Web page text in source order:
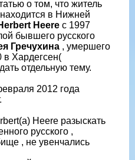
о том, что житель
находится в Нижней
Heere с 1997
бывшего русского
Гречухина , умершего
в Хардегсен(
отдельную тему.
2012 года
Heere разыскать
русского ,
, не увенчались